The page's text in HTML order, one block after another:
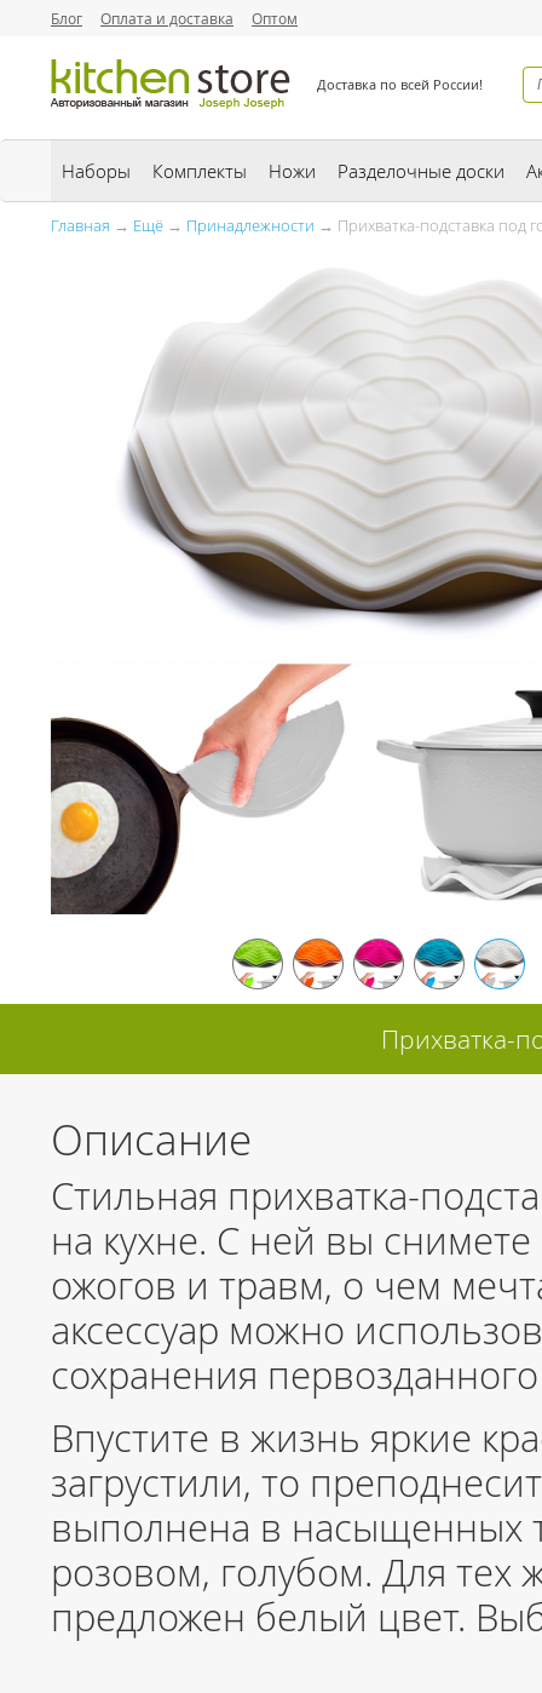
Блог Оплата и доставка Оптом
Доставка по всей России!
Наборы Комплекты Ножи Разделочные доски
Главная → Ещё → Принадлежности → Прихватка-подставка под
Прихватка-
Описание
Стильная прихватка-
на кухне. С ней вы
ожогов и травм, о чем
аксессуар можно
сохранения
Впустите в жизнь яркие
загрустили, то
выполнена в насыщенных
розовом, голубом. Для тех
предложен белый цвет.